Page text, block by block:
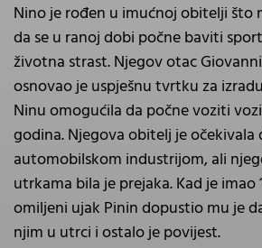
Nino je rođen u imućnoj obitelji što
da se u ranoj dobi počne baviti
životna strast. Njegov otac
osnovao je uspješnu tvrtku za
Ninu omogućila da počne voziti
godina. Njegova obitelj je očekivala
automobilskom industrijom, ali
utrkama bila je prejaka. Kad je
omiljeni ujak Pinin dopustio mu je
njim u utrci i ostalo je povijest.